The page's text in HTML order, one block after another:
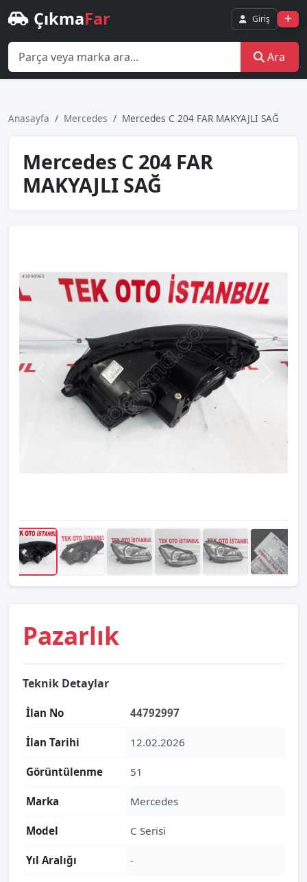
ÇıkmaFar Giriş
Ara
Anasayfa Mercedes Mercedes C 204 FAR MAKYAJLI SAĞ
Mercedes C 204 FAR
MAKYAJLI SAĞ
Pazarlık
Teknik Detaylar
İlan No 44792997
İlan Tarihi 12.02.2026
Görüntülenme 51
Marka Mercedes
Model C Serisi
Yıl Aralığı -